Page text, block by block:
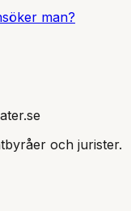
man?
och jurister.